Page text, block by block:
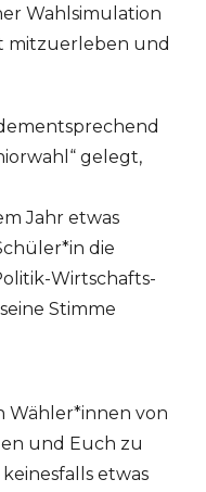
Wahlsimulation
mitzuerleben und
gelegt,
Jahr etwas
die
Wirtschafts-
Stimme
Wähler*innen von
und Euch zu
etwas